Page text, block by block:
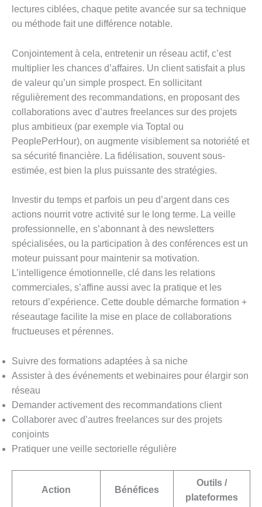
lectures ciblées, chaque petite avancée sur sa technique
ou méthode fait une différence notable.
Conjointement à cela, entretenir un réseau actif, c’est
multiplier les chances d’affaires. Un client satisfait a plus
de valeur qu’un simple prospect. En sollicitant
régulièrement des recommandations, en proposant des
collaborations avec d’autres freelances sur des projets
plus ambitieux (par exemple via Toptal ou
PeoplePerHour), on augmente visiblement sa notoriété et
sa sécurité financière. La fidélisation, souvent sous-
estimée, est bien la plus puissante des stratégies.
Investir du temps et parfois un peu d’argent dans ces
actions nourrit votre activité sur le long terme. La veille
professionnelle, en s’abonnant à des newsletters
spécialisées, ou la participation à des conférences est un
moteur puissant pour maintenir sa motivation.
L’intelligence émotionnelle, clé dans les relations
commerciales, s’affine aussi avec la pratique et les
retours d’expérience. Cette double démarche formation +
réseautage facilite la mise en place de collaborations
fructueuses et pérennes.
Suivre des formations adaptées à sa niche
Assister à des événements et webinaires pour élargir son
réseau
Demander activement des recommandations client
Collaborer avec d’autres freelances sur des projets
conjoints
Pratiquer une veille sectorielle régulière
Action Bénéfices
Outils /
plateformes